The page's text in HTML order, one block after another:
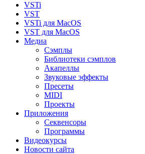
VSTi
VST
VSTi для MacOS
VST для MacOS
Медиа
Сэмплы
Библиотеки сэмплов
Акапеллы
Звуковые эффекты
Пресеты
MIDI
Проекты
Приложения
Секвенсоры
Программы
Видеокурсы
Новости сайта